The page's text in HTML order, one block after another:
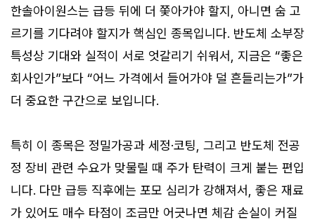
한솔아이원스는 급등 뒤에 더 쫓아가야 할지, 아니면 숨 고
르기를 기다려야 할지가 핵심인 종목입니다. 반도체 소부장
특성상 기대와 실적이 서로 엇갈리기 쉬워서, 지금은 “좋은
회사인가”보다 “어느 가격에서 들어가야 덜 흔들리는가”가
더 중요한 구간으로 보입니다.
특히 이 종목은 정밀가공과 세정·코팅, 그리고 반도체 전공
정 장비 관련 수요가 맞물릴 때 주가 탄력이 크게 붙는 편입
니다. 다만 급등 직후에는 포모 심리가 강해져서, 좋은 재료
가 있어도 매수 타점이 조금만 어긋나면 체감 손실이 커질